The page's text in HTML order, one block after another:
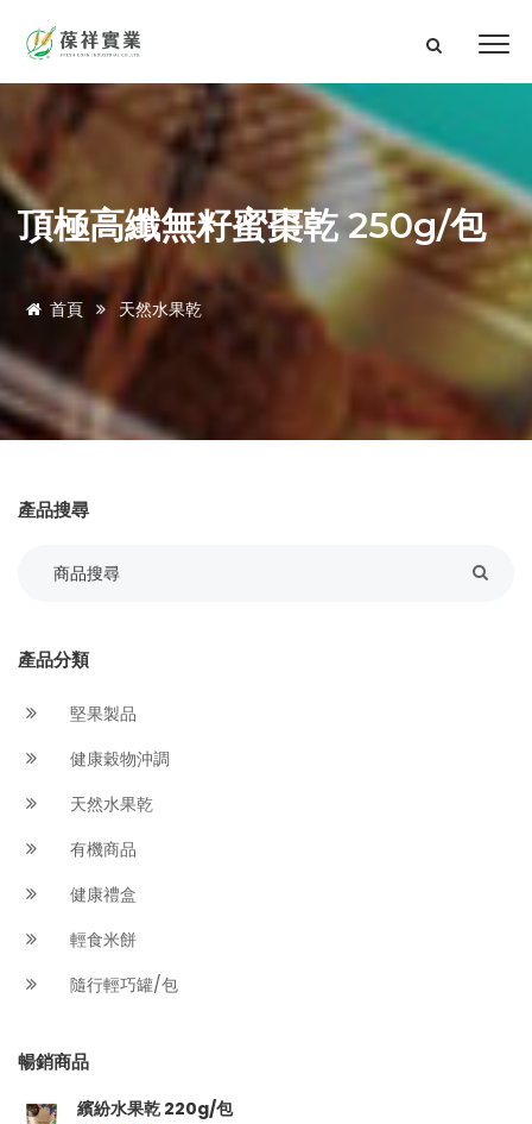
頂極高纖無籽蜜棗乾 250g/包
首頁 天然水果乾
產品搜尋
產品分類
堅果製品
健康穀物沖調
天然水果乾
有機商品
健康禮盒
輕食米餅
隨行輕巧罐/包
暢銷商品
繽紛水果乾 220g/包